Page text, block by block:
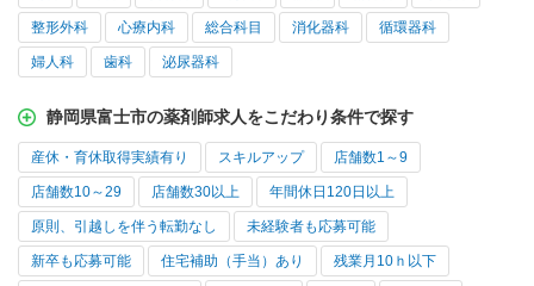
整形外科 心療内科 総合科目 消化器科 循環器科
婦人科 歯科 泌尿器科
静岡県富士市の薬剤師求人をこだわり条件で探す
産休・育休取得実績有り スキルアップ 店舗数1～9
店舗数10～29 店舗数30以上 年間休日120日以上
原則、引越しを伴う転勤なし 未経験者も応募可能
新卒も応募可能 住宅補助（手当）あり 残業月10ｈ以下